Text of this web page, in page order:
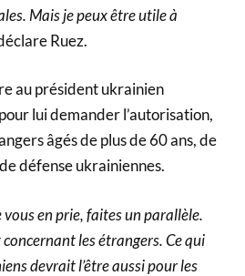
Mais je peux être utile à
Ruez.
au président ukrainien
lui demander l’autorisation,
âgés de plus de 60 ans, de
défense ukrainiennes.
vous en prie, faites un parallèle.
les étrangers. Ce qui
devrait l’être aussi pour les